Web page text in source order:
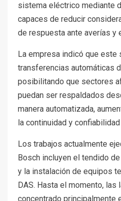
sistema eléctrico mediante
capaces de reducir
de respuesta ante averías y
La empresa indicó que
transferencias automáticas
posibilitando que sectores
puedan ser respaldados
manera automatizada,
la continuidad y
Los trabajos actualmente
Bosch incluyen el tendido
y la instalación de equipos
DAS. Hasta el momento, las
concentrado principalmente